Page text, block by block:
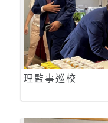
理監事巡校